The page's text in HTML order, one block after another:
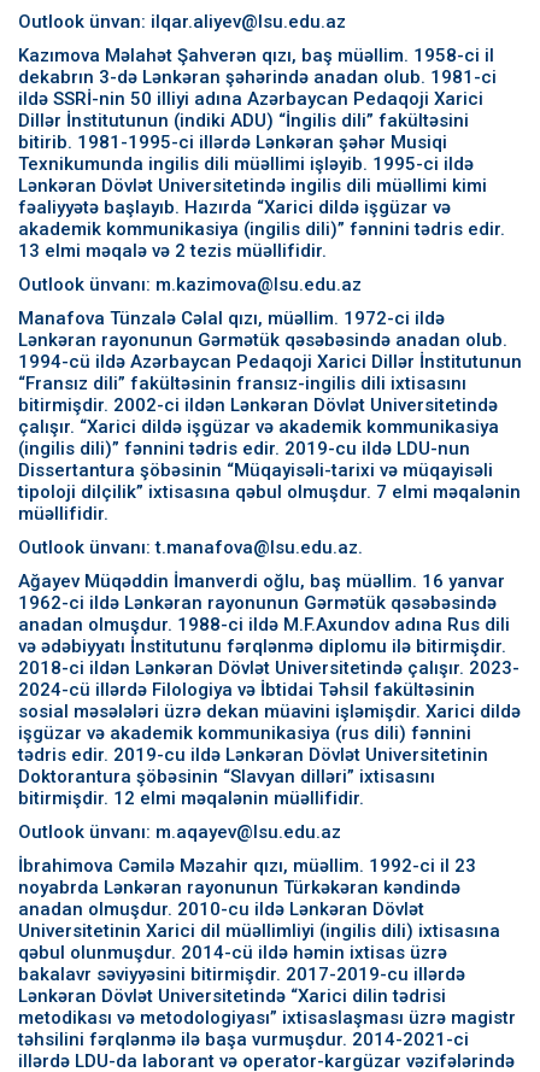
Outlook ünvan: ilqar.aliyev@lsu.edu.az
Kazımova Məlahət Şahverən qızı, baş müəllim. 1958-ci il
dekabrın 3-də Lənkəran şəhərində anadan olub. 1981-ci
ildə SSRİ-nin 50 illiyi adına Azərbaycan Pedaqoji Xarici
Dillər İnstitutunun (indiki ADU) “İngilis dili” fakültəsini
bitirib. 1981-1995-ci illərdə Lənkəran şəhər Musiqi
Texnikumunda ingilis dili müəllimi işləyib. 1995-ci ildə
Lənkəran Dövlət Universitetində ingilis dili müəllimi kimi
fəaliyyətə başlayıb. Hazırda “Xarici dildə işgüzar və
akademik kommunikasiya (ingilis dili)” fənnini tədris edir.
13 elmi məqalə və 2 tezis müəllifidir.
Outlook ünvanı: m.kazimova@lsu.edu.az
Manafova Tünzalə Cəlal qızı, müəllim. 1972-ci ildə
Lənkəran rayonunun Gərmətük qəsəbəsində anadan olub.
1994-cü ildə Azərbaycan Pedaqoji Xarici Dillər İnstitutunun
“Fransız dili” fakültəsinin fransız-ingilis dili ixtisasını
bitirmişdir. 2002-ci ildən Lənkəran Dövlət Universitetində
çalışır. “Xarici dildə işgüzar və akademik kommunikasiya
(ingilis dili)” fənnini tədris edir. 2019-cu ildə LDU-nun
Dissertantura şöbəsinin “Müqayisəli-tarixi və müqayisəli
tipoloji dilçilik” ixtisasına qəbul olmuşdur. 7 elmi məqalənin
müəllifidir.
Outlook ünvanı: t.manafova@lsu.edu.az.
Ağayev Müqəddin İmanverdi oğlu, baş müəllim. 16 yanvar
1962-ci ildə Lənkəran rayonunun Gərmətük qəsəbəsində
anadan olmuşdur. 1988-ci ildə M.F.Axundov adına Rus dili
və ədəbiyyatı İnstitutunu fərqlənmə diplomu ilə bitirmişdir.
2018-ci ildən Lənkəran Dövlət Universitetində çalışır. 2023-
2024-cü illərdə Filologiya və İbtidai Təhsil fakültəsinin
sosial məsələləri üzrə dekan müavini işləmişdir. Xarici dildə
işgüzar və akademik kommunikasiya (rus dili) fənnini
tədris edir. 2019-cu ildə Lənkəran Dövlət Universitetinin
Doktorantura şöbəsinin “Slavyan dilləri” ixtisasını
bitirmişdir. 12 elmi məqalənin müəllifidir.
Outlook ünvanı: m.aqayev@lsu.edu.az
İbrahimova Cəmilə Məzahir qızı, müəllim. 1992-ci il 23
noyabrda Lənkəran rayonunun Türkəkəran kəndində
anadan olmuşdur. 2010-cu ildə Lənkəran Dövlət
Universitetinin Xarici dil müəllimliyi (ingilis dili) ixtisasına
qəbul olunmuşdur. 2014-cü ildə həmin ixtisas üzrə
bakalavr səviyyəsini bitirmişdir. 2017-2019-cu illərdə
Lənkəran Dövlət Universitetində “Xarici dilin tədrisi
metodikası və metodologiyası” ixtisaslaşması üzrə magistr
təhsilini fərqlənmə ilə başa vurmuşdur. 2014-2021-ci
illərdə LDU-da laborant və operator-kargüzar vəzifələrində